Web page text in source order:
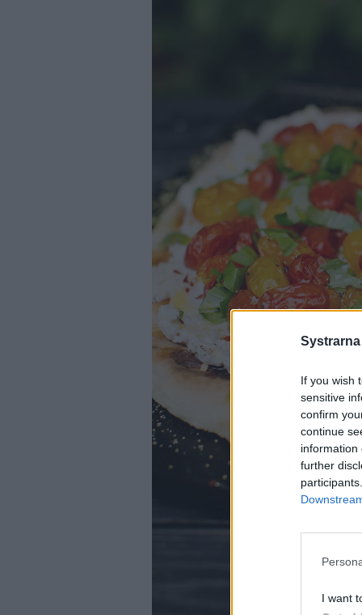
If you wish
sensitive
confirm
continue
information
further
I want